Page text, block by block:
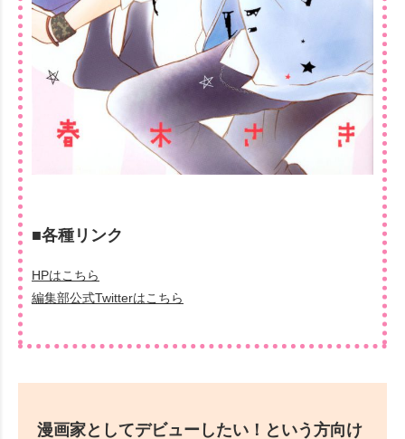
■各種リンク
HPはこちら
編集部公式Twitterはこちら
漫画家としてデビューしたい！という方向け